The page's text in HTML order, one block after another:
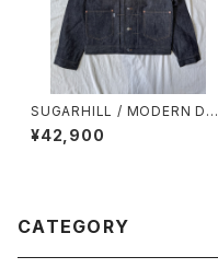
SUGARHILL / MODERN DEN
IM JACKET / RIGID INDIGO
¥42,900
CATEGORY